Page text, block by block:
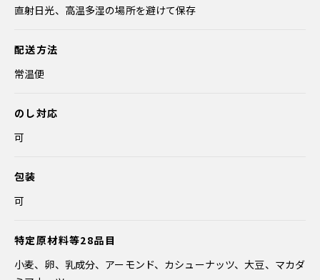
直射日光、高温多湿の場所を避けて保存
配送方法
常温便
のし対応
可
包装
可
特定原材料等28品目
小麦、卵、乳成分、アーモンド、カシューナッツ、大豆、マカダ